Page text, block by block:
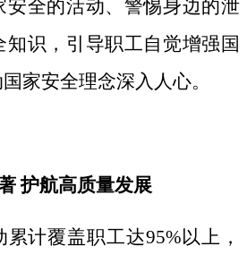
安全的活动、警惕身边的泄
知识，引导职工自觉增强国
家安全理念深入人心。
护航高质量发展
累计覆盖职工达95%以上，